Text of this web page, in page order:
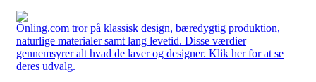
Önling.com tror på klassisk design, bæredygtig produktion,
naturlige materialer samt lang levetid. Disse værdier
gennemsyrer alt hvad de laver og designer. Klik her for at se
deres udvalg.